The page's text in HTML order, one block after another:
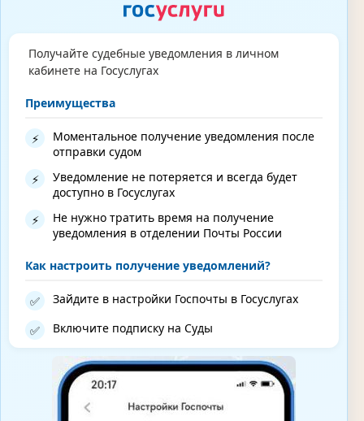
Получайте судебные уведомления в личном
кабинете на Госуслугах
Преимущества
⚡
Моментальное получение уведомления после
отправки судом
⚡
Уведомление не потеряется и всегда будет
доступно в Госуслугах
⚡
Не нужно тратить время на получение
уведомления в отделении Почты России
Как настроить получение уведомлений?
✅ Зайдите в настройки Госпочты в Госуслугах
✅ Включите подписку на Суды